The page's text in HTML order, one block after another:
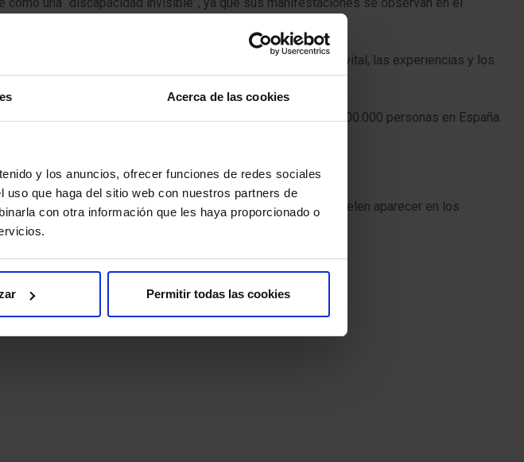
Acerca de las cookies
y los anuncios, ofrecer funciones de redes sociales
que haga del sitio web con nuestros partners de
con otra información que les haya proporcionado o
Permitir todas las cookies
pueden cambiar con el tiempo, dependiendo de la etapa vital, las experiencias y los
del espectro del autismo en Europa, lo que supone unas 500.000 personas en España.
. Estas no siempre son evidentes desde el inicio, pero suelen aparecer en los
Esto puede observarse en aspectos como: